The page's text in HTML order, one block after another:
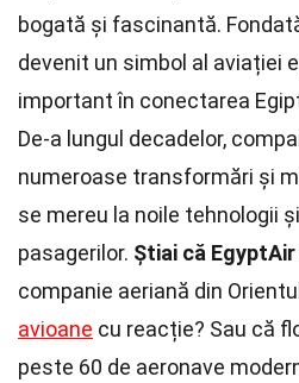
bogată și fascinantă.
devenit un simbol al aviației
important în conectarea
De-a lungul decadelor,
numeroase transformări și
se mereu la noile tehnologii
pasagerilor. Știai că EgyptAir
companie aeriană din
avioane cu reacție? Sau că
peste 60 de aeronave